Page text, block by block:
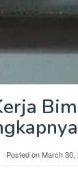
Posted onMarch 30,